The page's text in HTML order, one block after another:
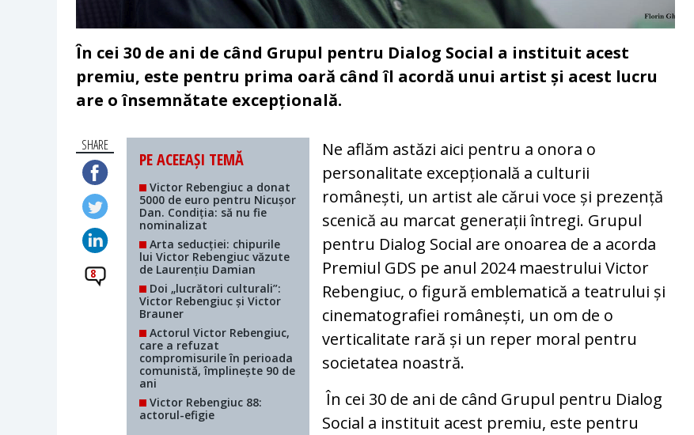
În cei 30 de ani de când Grupul pentru Dialog Social a instituit acest
premiu, este pentru prima oară când îl acordă unui artist și acest lucru
are o însemnătate excepțională.
SHARE
8
PE ACEEAȘI TEMĂ
Victor Rebengiuc a donat
5000 de euro pentru Nicușor
Dan. Condiția: să nu fie
nominalizat
Arta seducției: chipurile
lui Victor Rebengiuc văzute
de Laurențiu Damian
Doi „lucrători culturali”:
Victor Rebengiuc și Victor
Brauner
Actorul Victor Rebengiuc,
care a refuzat
compromisurile în perioada
comunistă, împlinește 90 de
ani
Victor Rebengiuc 88:
actorul-efigie
Ne aflăm astăzi aici pentru a onora o
personalitate excepțională a culturii
românești, un artist ale cărui voce și prezență
scenică au marcat generații întregi. Grupul
pentru Dialog Social are onoarea de a acorda
Premiul GDS pe anul 2024 maestrului Victor
Rebengiuc, o figură emblematică a teatrului și
cinematografiei românești, un om de o
verticalitate rară și un reper moral pentru
societatea noastră.
În cei 30 de ani de când Grupul pentru Dialog
Social a instituit acest premiu, este pentru